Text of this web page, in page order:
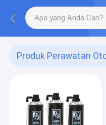
Produk Perawatan